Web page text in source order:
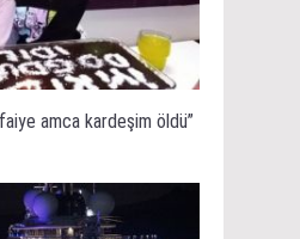
amca kardeşim öldü”